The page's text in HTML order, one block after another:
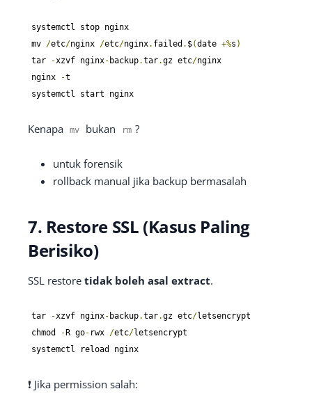
systemctl stop nginx
mv /etc/nginx /etc/nginx. failed . $(date +%s )
tar
-xzvf nginx- backup.tar.gz etc/nginx
nginx
-t
systemctl start nginx
Kenapa mv bukan rm ?
untuk forensik
rollback manual jika backup bermasalah
7. Restore SSL (Kasus Paling
Berisiko)
SSL restore tidak boleh asal extract.
tar -xzvf nginx- backup.tar.gz etc/letsencrypt
chmod
-R go- rwx /etc/letsencrypt
systemctl reload nginx
❗ Jika permission salah: